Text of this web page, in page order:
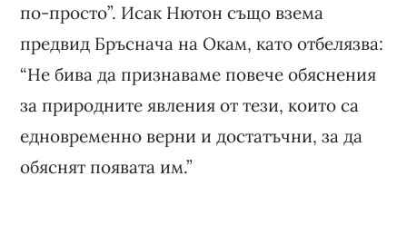
по-просто”. Исак Нютон също взема
предвид Бръснача на Окам, като отбелязва:
“Не бива да признаваме повече обяснения
за природните явления от тези, които са
едновременно верни и достатъчни, за да
обяснят появата им.”